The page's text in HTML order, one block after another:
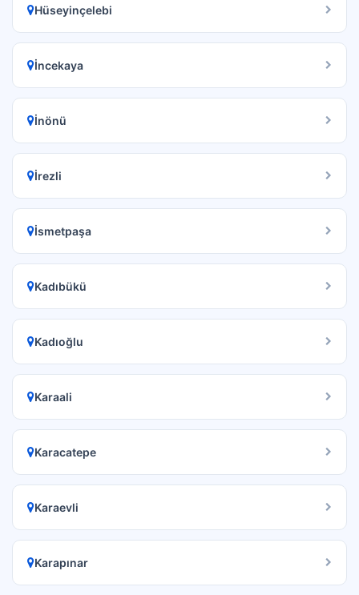
Hüseyinçelebi
İncekaya
İnönü
İrezli
İsmetpaşa
Kadıbükü
Kadıoğlu
Karaali
Karacatepe
Karaevli
Karapınar